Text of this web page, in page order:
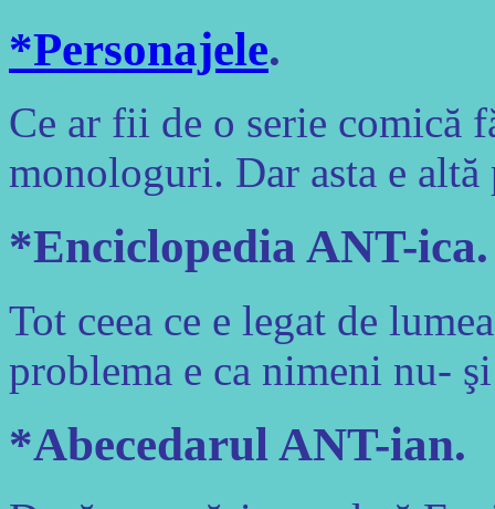
*Personajele.
Ce ar fii de o serie comică
monologuri. Dar asta e altă
*Enciclopedia ANT-ica.
Tot ceea ce e legat de
problema e ca nimeni nu-
*Abecedarul ANT-ian.